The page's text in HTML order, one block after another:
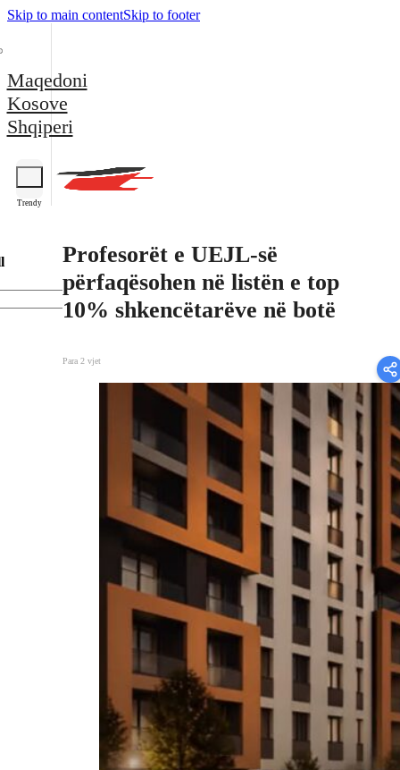
Skip to main contentSkip to footer
Maqedoni
Kosove
Shqiperi
Trendy
Profesorët e UEJL-së
përfaqësohen në listën e top
10% shkencëtarëve në botë
Para 2 vjet